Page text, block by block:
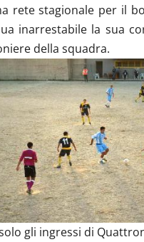
rete stagionale per il
inarrestabile la sua
della squadra.
gli ingressi di